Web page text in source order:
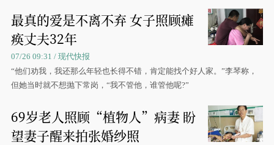
最真的爱是不离不弃 女子照顾瘫
痪丈夫32年
07/26 09:31 / 现代快报
“他们劝我，我还那么年轻也长得不错，肯定能找个好人家。”李琴称，
但她当时就不想抛下常岗，“我不管他，谁管他呢?”
69岁老人照顾“植物人”病妻 盼
望妻子醒来拍张婚纱照